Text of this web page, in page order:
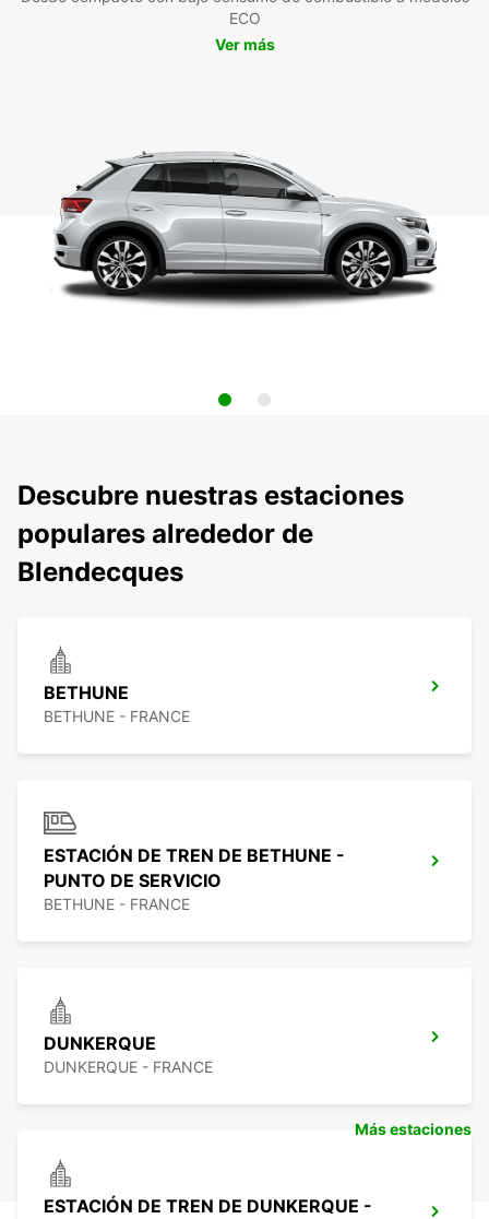
ECO
Ver más
Descubre nuestras estaciones
populares alrededor de
Blendecques
BETHUNE
BETHUNE - FRANCE
ESTACIÓN DE TREN DE BETHUNE -
PUNTO DE SERVICIO
BETHUNE - FRANCE
DUNKERQUE
DUNKERQUE - FRANCE
ESTACIÓN DE TREN DE DUNKERQUE -
Más estaciones